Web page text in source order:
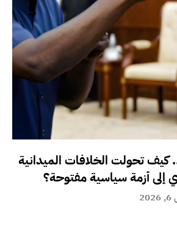
تحولت الخلافات الميدانية
إلى أزمة سياسية مفتوحة؟